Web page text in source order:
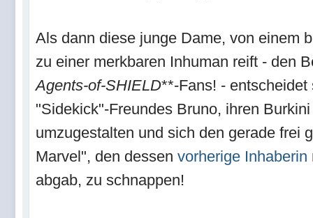
Als dann diese junge Dame, von einem
zu einer merkbaren Inhuman reift - den
Agents-of-SHIELD**-Fans! -
"Sidekick"-Freundes Bruno, ihren
umzugestalten und sich den gerade frei
Marvel", den dessen vorherige Inhaberin
abgab, zu schnappen!